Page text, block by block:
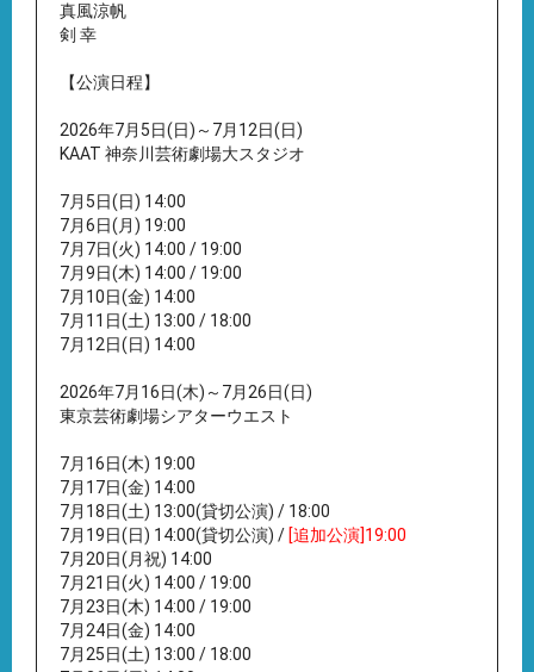
真風涼帆
剣 幸
【公演日程】
2026年7月5日(日)～7月12日(日)
KAAT 神奈川芸術劇場大スタジオ
7月5日(日) 14:00
7月6日(月) 19:00
7月7日(火) 14:00 / 19:00
7月9日(木) 14:00 / 19:00
7月10日(金) 14:00
7月11日(土) 13:00 / 18:00
7月12日(日) 14:00
2026年7月16日(木)～7月26日(日)
東京芸術劇場シアターウエスト
7月16日(木) 19:00
7月17日(金) 14:00
7月18日(土) 13:00(貸切公演) / 18:00
7月19日(日) 14:00(貸切公演) / [追加公演]19:00
7月20日(月祝) 14:00
7月21日(火) 14:00 / 19:00
7月23日(木) 14:00 / 19:00
7月24日(金) 14:00
7月25日(土) 13:00 / 18:00